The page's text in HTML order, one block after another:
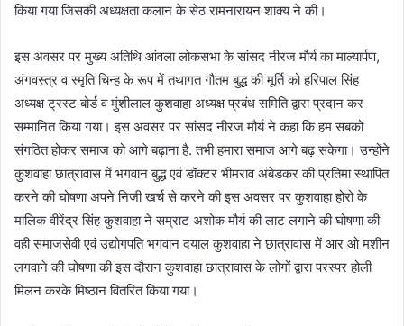
किया गया जिसकी अध्यक्षता कलान के सेठ रामनारायन शाक्य ने की।
इस अवसर पर मुख्य अतिथि आंवला लोकसभा के सांसद नीरज मौर्य का माल्यार्पण,
अंगवस्त्र व स्मृति चिन्ह के रूप में तथागत गौतम बुद्ध की मूर्ति को हरिपाल सिंह
अध्यक्ष ट्रस्ट बोर्ड व मुंशीलाल कुशवाहा अध्यक्ष प्रबंध समिति द्वारा प्रदान कर
सम्मानित किया गया। इस अवसर पर सांसद नीरज मौर्य ने कहा कि हम सबको
संगठित होकर समाज को आगे बढ़ाना है. तभी हमारा समाज आगे बढ़ सकेगा। उन्होंने
कुशवाहा छात्रावास में भगवान बुद्ध एवं डॉक्टर भीमराव अंबेडकर की प्रतिमा स्थापित
करने की घोषणा अपने निजी खर्च से करने की इस अवसर पर कुशवाहा होरो के
मालिक वीरेंद्र सिंह कुशवाहा ने सम्राट अशोक मौर्य की लाट लगाने की घोषणा की
वही समाजसेवी एवं उद्योगपति भगवान दयाल कुशवाहा ने छात्रावास में आर ओ मशीन
लगवाने की घोषणा की इस दौरान कुशवाहा छात्रावास के लोगों द्वारा परस्पर होली
मिलन करके मिष्ठान वितरित किया गया।